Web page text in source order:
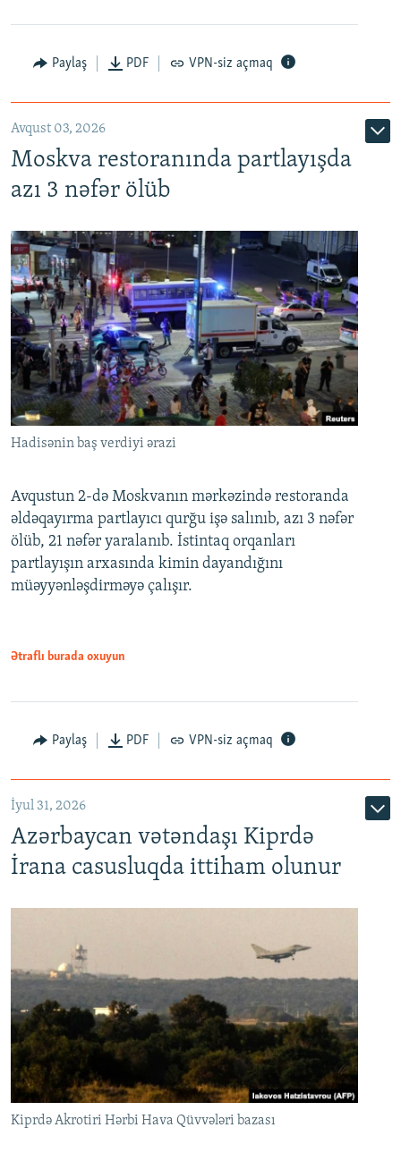
Paylaş PDF VPN-siz açmaq
Avqust 03, 2026
Moskva restoranında partlayışda
azı 3 nəfər ölüb
Hadisənin baş verdiyi ərazi
Avqustun 2-də Moskvanın mərkəzində restoranda
əldəqayırma partlayıcı qurğu işə salınıb, azı 3 nəfər
ölüb, 21 nəfər yaralanıb. İstintaq orqanları
partlayışın arxasında kimin dayandığını
müəyyənləşdirməyə çalışır.
Ətraflı burada oxuyun
Paylaş PDF VPN-siz açmaq
İyul 31, 2026
Azərbaycan vətəndaşı Kiprdə
İrana casusluqda ittiham olunur
Kiprdə Akrotiri Hərbi Hava Qüvvələri bazası